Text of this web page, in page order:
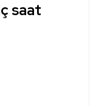
saat